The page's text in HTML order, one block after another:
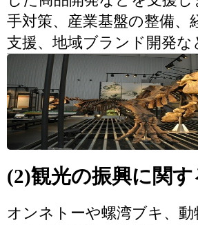
手対策、産業基盤の整備、
支援、地域ブランド開発な
(2)観光の振興に関
オンネトーや螺湾ブキ、動